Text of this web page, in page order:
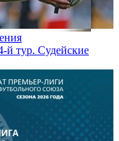
й тур. Судейские